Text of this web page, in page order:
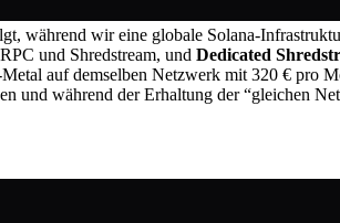
während wir eine globale Solana-
und Shredstream, und Dedicated
auf demselben Netzwerk mit 320 € pro
und während der Erhaltung der “gleichen